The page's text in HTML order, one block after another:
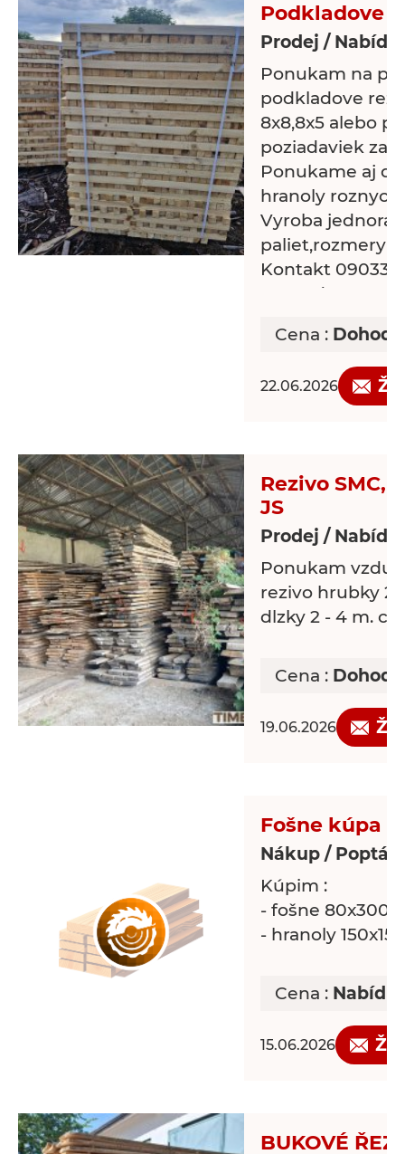
Podkladove
Prodej /
Ponukam na
podkladove
8x8,8x5 alebo
poziadaviek
Ponukame aj
hranoly roznych
Vyroba
paliet,rozmery
Kontakt
Cena :
22.06.2026
Rezivo SMC,
JS
Prodej /
Ponukam
rezivo hrubky
dlzky 2 - 4 m.
Cena :
19.06.2026
Fošne kúpa
Nákup /
Kúpim :
- fošne 80x300 -
- hranoly
Cena :
15.06.2026
BUKOVÉ